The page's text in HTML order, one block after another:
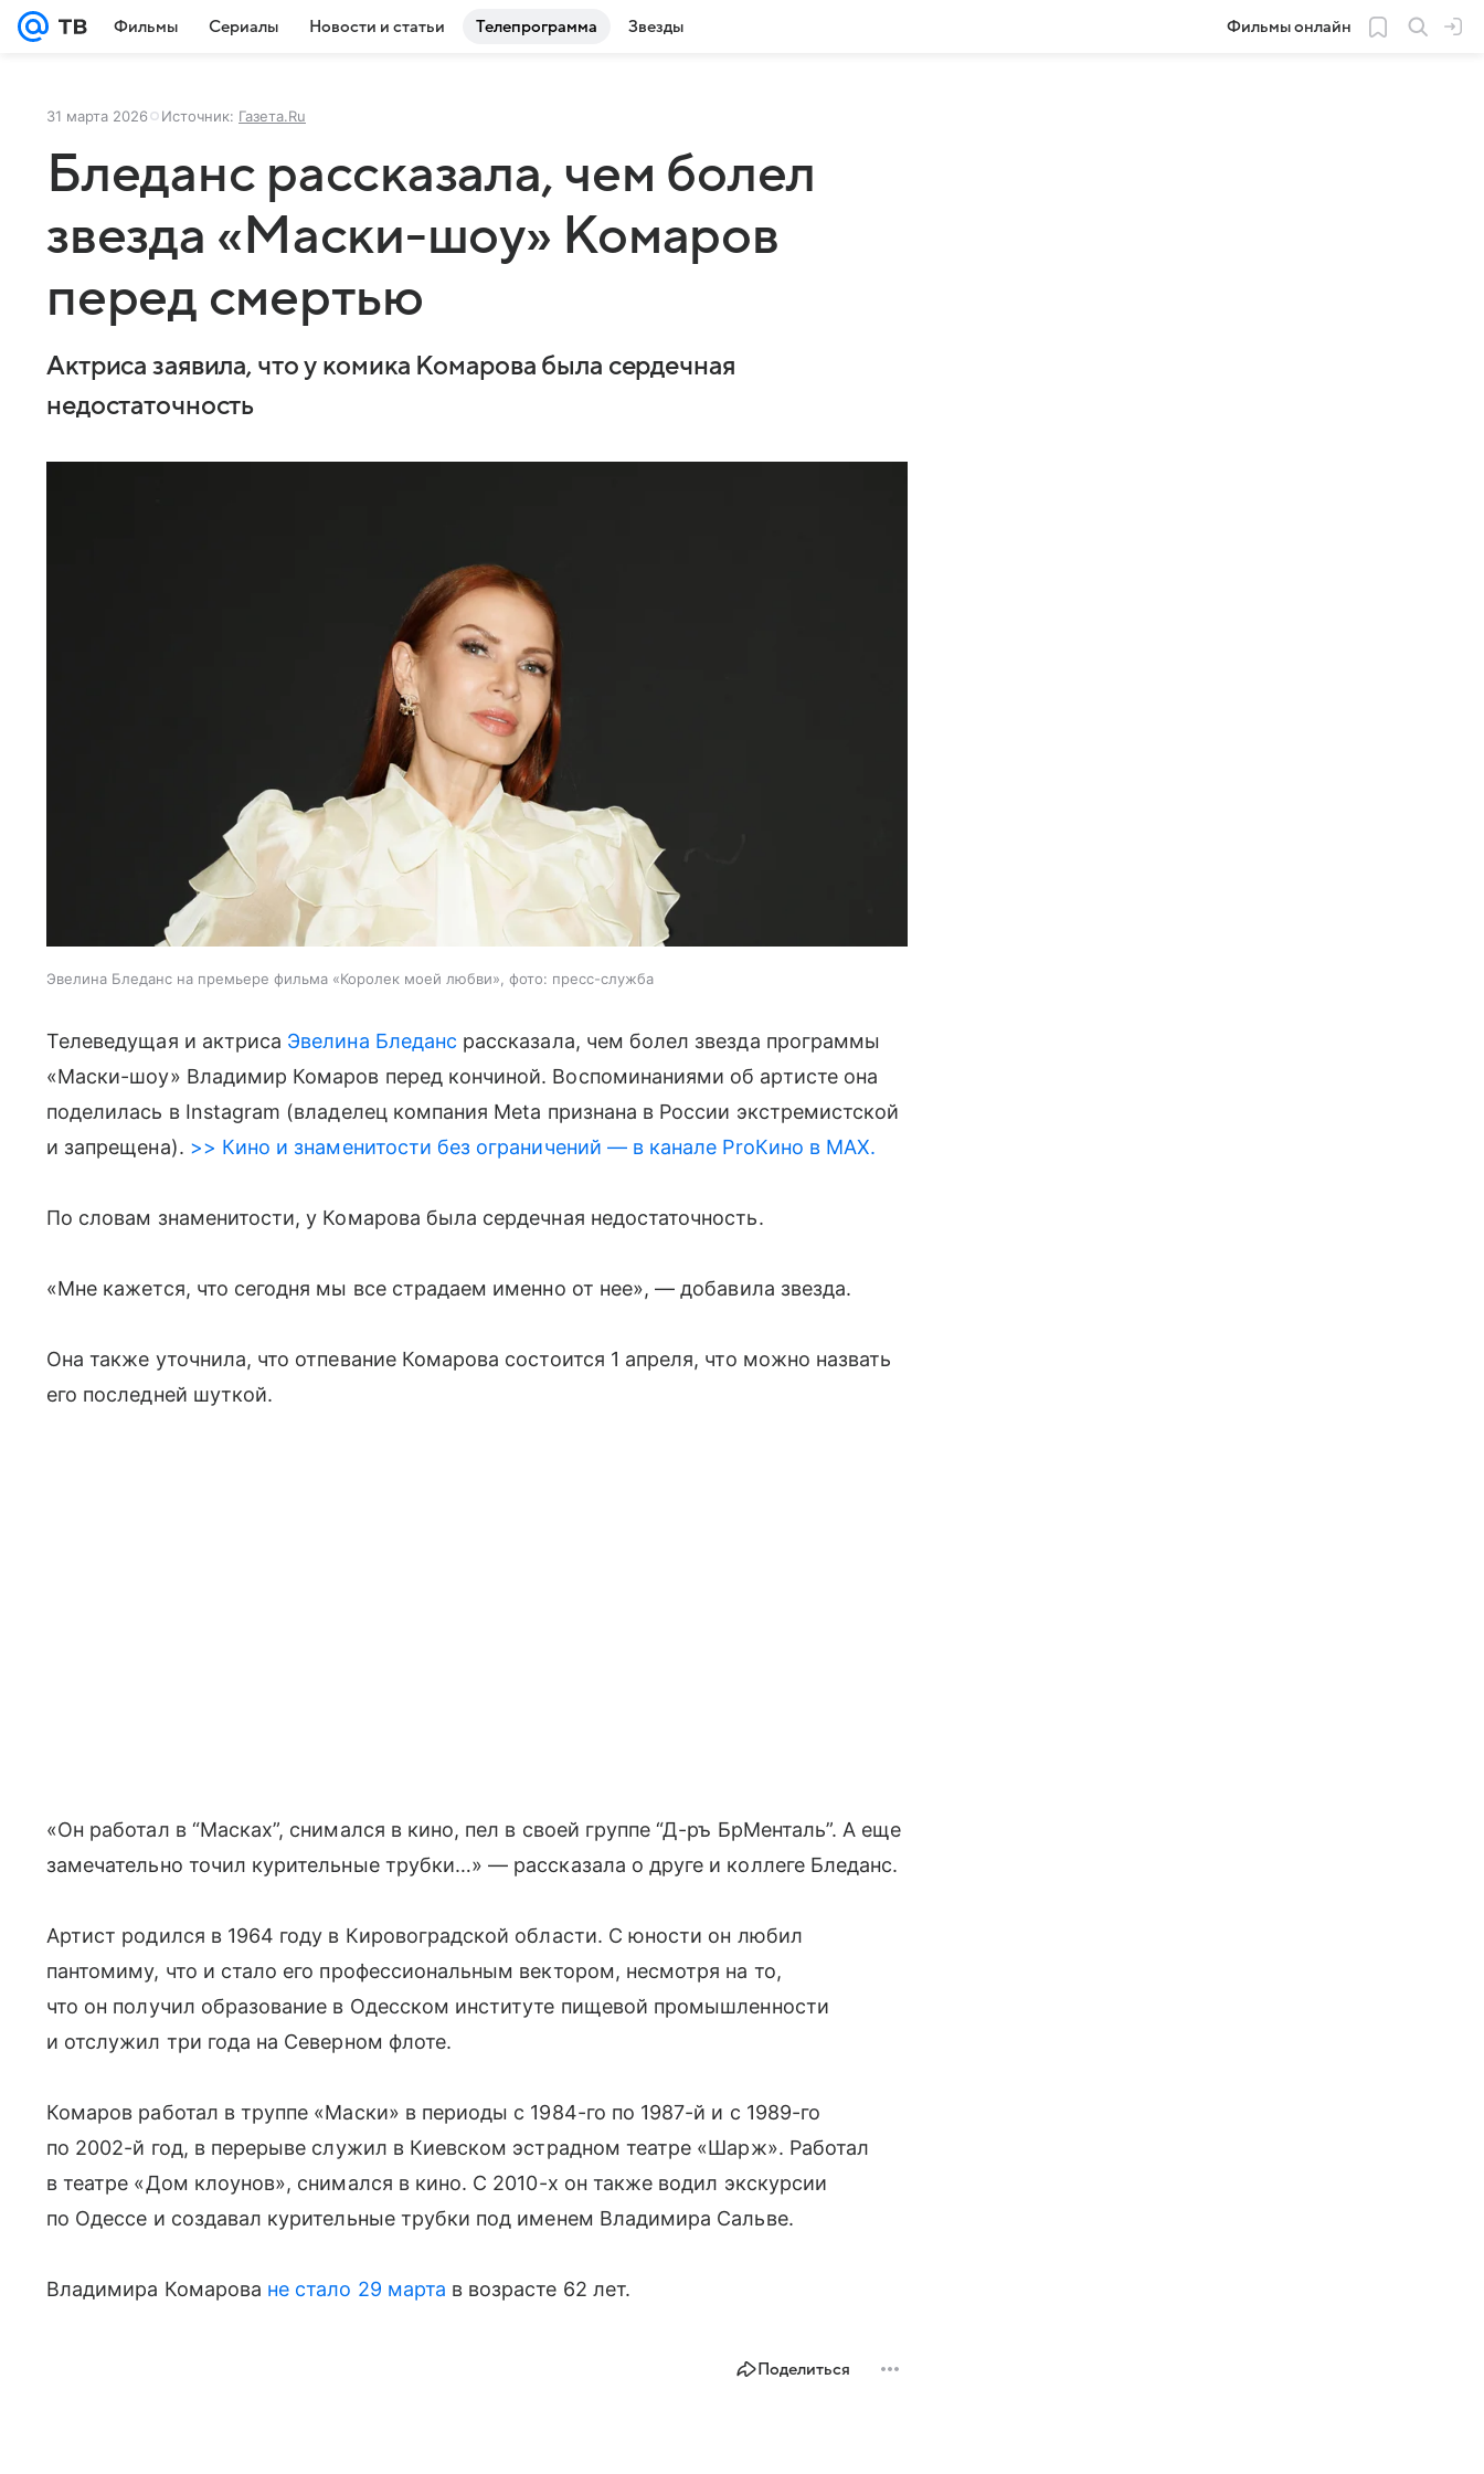
Фильмы Сериалы Новости и статьи Телепрограмма Звезды Фильмы онлайн
31 марта 2026 Источник: Газета.Ru
Бледанс рассказала, чем болел
звезда «Маски-шоу» Комаров
перед смертью
Актриса заявила, что у комика Комарова была сердечная
недостаточность
Эвелина Бледанс на премьере фильма «Королек моей любви», фото: пресс-служба
Телеведущая и актриса Эвелина Бледанс рассказала, чем болел звезда программы
«Маски-шоу» Владимир Комаров перед кончиной. Воспоминаниями об артисте она
поделилась в Instagram (владелец компания Meta признана в России экстремистской
и запрещена). >> Кино и знаменитости без ограничений — в канале ProКино в MAX.
По словам знаменитости, у Комарова была сердечная недостаточность.
«Мне кажется, что сегодня мы все страдаем именно от нее», — добавила звезда.
Она также уточнила, что отпевание Комарова состоится 1 апреля, что можно назвать
его последней шуткой.
«Он работал в “Масках”, снимался в кино, пел в своей группе “Д-ръ БрМенталь”. А еще
замечательно точил курительные трубки…» — рассказала о друге и коллеге Бледанс.
Артист родился в 1964 году в Кировоградской области. С юности он любил
пантомиму, что и стало его профессиональным вектором, несмотря на то,
что он получил образование в Одесском институте пищевой промышленности
и отслужил три года на Северном флоте.
Комаров работал в труппе «Маски» в периоды с 1984-го по 1987-й и с 1989-го
по 2002-й год, в перерыве служил в Киевском эстрадном театре «Шарж». Работал
в театре «Дом клоунов», снимался в кино. С 2010-х он также водил экскурсии
по Одессе и создавал курительные трубки под именем Владимира Сальве.
Владимира Комарова не стало 29 марта в возрасте 62 лет.
Поделиться